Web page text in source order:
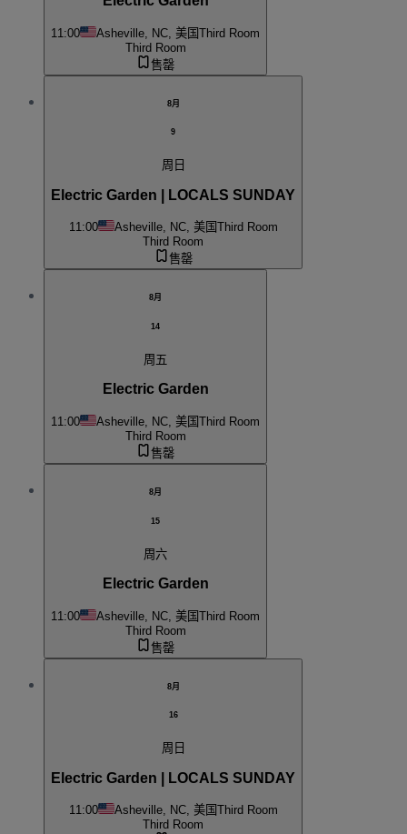
11:00 Asheville, NC, 美国Third Room
Third Room
售罄
8月
9
周日
Electric Garden | LOCALS SUNDAY
11:00 Asheville, NC, 美国Third Room
Third Room
售罄
8月
14
周五
Electric Garden
11:00 Asheville, NC, 美国Third Room
Third Room
售罄
8月
15
周六
Electric Garden
11:00 Asheville, NC, 美国Third Room
Third Room
售罄
8月
16
周日
Electric Garden | LOCALS SUNDAY
11:00 Asheville, NC, 美国Third Room
Third Room